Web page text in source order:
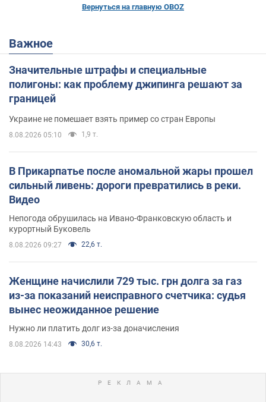
Вернуться на главную OBOZ
Важное
Значительные штрафы и специальные
полигоны: как проблему джипинга решают за
границей
Украине не помешает взять пример со стран Европы
8.08.2026 05:10 1,9 т.
В Прикарпатье после аномальной жары прошел
сильный ливень: дороги превратились в реки.
Видео
Непогода обрушилась на Ивано-Франковскую область и
курортный Буковель
8.08.2026 09:27 22,6 т.
Женщине начислили 729 тыс. грн долга за газ
из-за показаний неисправного счетчика: судья
вынес неожиданное решение
Нужно ли платить долг из-за доначисления
8.08.2026 14:43 30,6 т.